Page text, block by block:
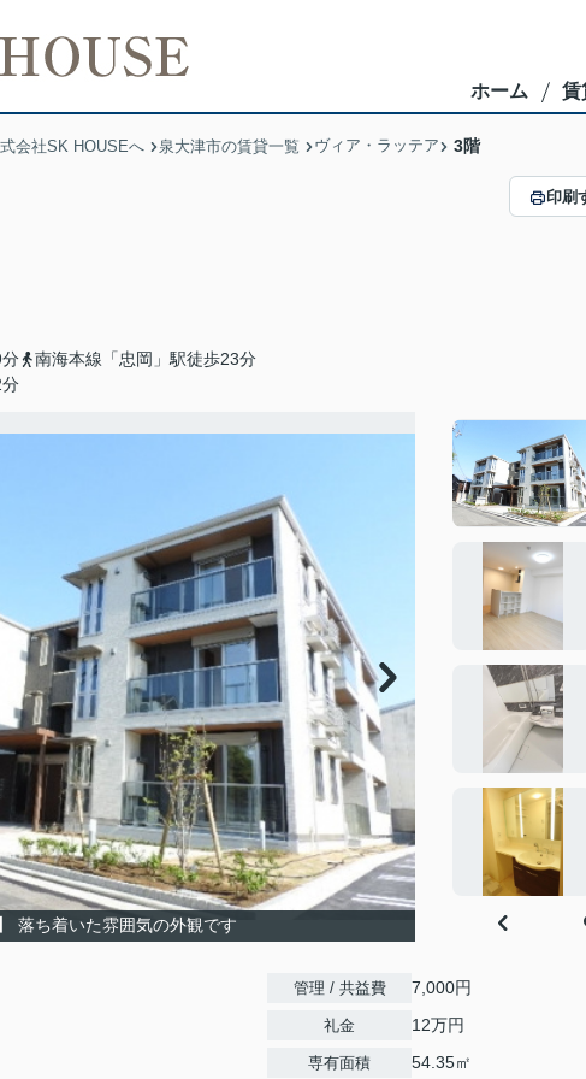
ホーム 賃
会社SK HOUSEへ 泉大津市の賃貸一覧 ヴィア・ラッテア 3階
南海本線「忠岡」駅徒歩23分
印刷
落ち着いた雰囲気の外観です
管理 / 共益費 7,000円
礼金 12万円
専有面積 54.35㎡